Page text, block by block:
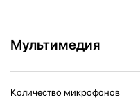
Мультимедия
Количество микрофонов